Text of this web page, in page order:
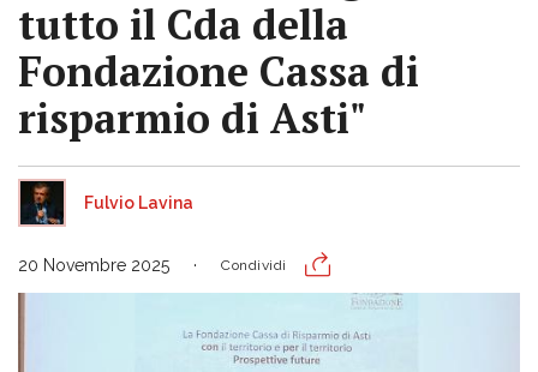
tutto il Cda della
Fondazione Cassa di
risparmio di Asti"
Fulvio Lavina
20 Novembre 2025 Condividi